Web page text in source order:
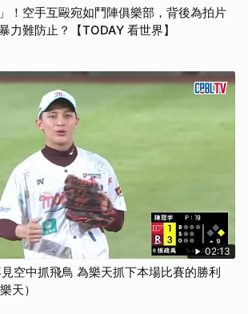
！空手互毆宛如鬥陣俱樂部，背後為拍片
力難防止？【TODAY 看世界】
02:13
空中抓飛鳥 為樂天抓下本場比賽的勝利
天）